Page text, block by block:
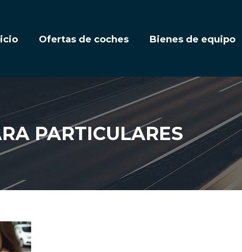
Ofertas de coches Bienes de equipo
PARTICULARES